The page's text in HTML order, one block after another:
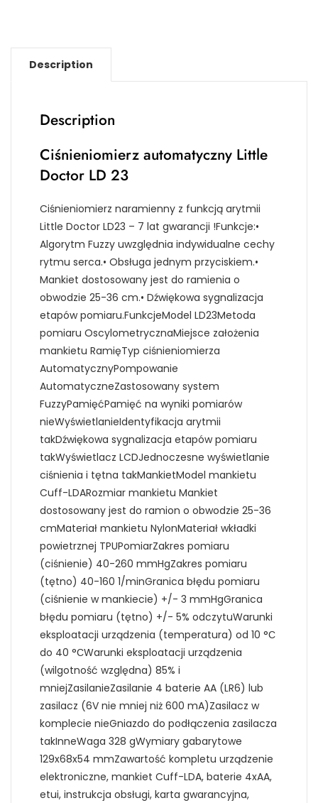
Description
Description
Ciśnieniomierz automatyczny Little
Doctor LD 23
Ciśnieniomierz naramienny z funkcją arytmii
Little Doctor LD23 – 7 lat gwarancji !Funkcje:•
Algorytm Fuzzy uwzględnia indywidualne cechy
rytmu serca.• Obsługa jednym przyciskiem.•
Mankiet dostosowany jest do ramienia o
obwodzie 25-36 cm.• Dźwiękowa sygnalizacja
etapów pomiaru.FunkcjeModel LD23Metoda
pomiaru OscylometrycznaMiejsce założenia
mankietu RamięTyp ciśnieniomierza
AutomatycznyPompowanie
AutomatyczneZastosowany system
FuzzyPamięćPamięć na wyniki pomiarów
nieWyświetlanieIdentyfikacja arytmii
takDźwiękowa sygnalizacja etapów pomiaru
takWyświetlacz LCDJednoczesne wyświetlanie
ciśnienia i tętna takMankietModel mankietu
Cuff-LDARozmiar mankietu Mankiet
dostosowany jest do ramion o obwodzie 25-36
cmMateriał mankietu NylonMateriał wkładki
powietrznej TPUPomiarZakres pomiaru
(ciśnienie) 40-260 mmHgZakres pomiaru
(tętno) 40-160 1/minGranica błędu pomiaru
(ciśnienie w mankiecie) +/- 3 mmHgGranica
błędu pomiaru (tętno) +/- 5% odczytuWarunki
eksploatacji urządzenia (temperatura) od 10 °С
do 40 °СWarunki eksploatacji urządzenia
(wilgotność względna) 85% i
mniejZasilanieZasilanie 4 baterie AA (LR6) lub
zasilacz (6V nie mniej niż 600 mA)Zasilacz w
komplecie nieGniazdo do podłączenia zasilacza
takInneWaga 328 gWymiary gabarytowe
129x68x54 mmZawartość kompletu urządzenie
elektroniczne, mankiet Cuff-LDA, baterie 4xAA,
etui, instrukcja obsługi, karta gwarancyjna,